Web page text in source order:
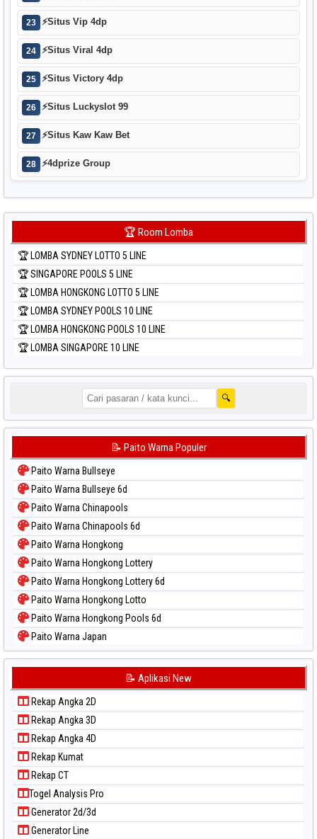
23 ⚡Situs Vip 4dp
24 ⚡Situs Viral 4dp
25 ⚡Situs Victory 4dp
26 ⚡Situs Luckyslot 99
27 ⚡Situs Kaw Kaw Bet
28 ⚡4dprize Group
🏆 Room Lomba
🏆 LOMBA SYDNEY LOTTO 5 LINE
🏆 SINGAPORE POOLS 5 LINE
🏆 LOMBA HONGKONG LOTTO 5 LINE
🏆 LOMBA SYDNEY POOLS 10 LINE
🏆 LOMBA HONGKONG POOLS 10 LINE
🏆 LOMBA SINGAPORE 10 LINE
🔍
📝 Paito Warna Populer
Paito Warna Bullseye
Paito Warna Bullseye 6d
Paito Warna Chinapools
Paito Warna Chinapools 6d
Paito Warna Hongkong
Paito Warna Hongkong Lottery
Paito Warna Hongkong Lottery 6d
Paito Warna Hongkong Lotto
Paito Warna Hongkong Pools 6d
Paito Warna Japan
Paito Warna Japan 6d
Paito Warna Kuda Lari
Paito Warna Magnum Cambodia
Paito Warna Nagoya
Paito Warna New York Midday
Paito Warna North Carolina Day
Paito Warna Pcso
Paito Warna Pennsylvania Day
Paito Warna Sao Paulo
📝 Aplikasi New
Rekap Angka 2D
Rekap Angka 3D
Rekap Angka 4D
Rekap Kumat
Rekap CT
Togel Analysis Pro
Generator 2d/3d
Generator Line